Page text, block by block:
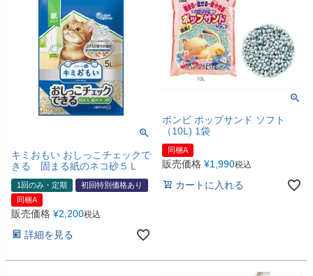
キミおもい おしっこチェックで
きる 固まる紙のネコ砂５Ｌ
1回のみ・定期
初回特別価格あり
同梱A
販売価格 ¥2,200税込
詳細を見る
ボンビ ポップサンド ソフト
（10L) 1袋
同梱A
販売価格 ¥1,990税込
カートに入れる